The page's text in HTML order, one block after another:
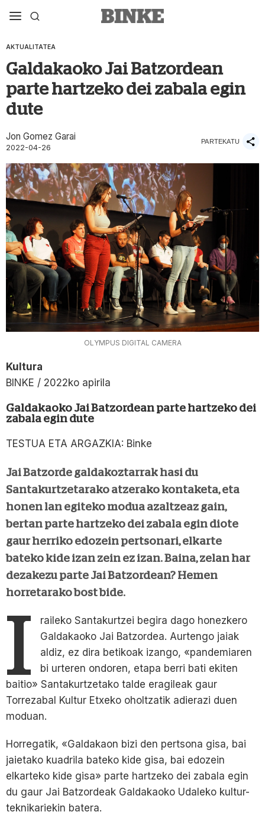
AKTUALITATEA
Galdakaoko Jai Batzordean
parte hartzeko dei zabala egin
dute
Jon Gomez Garai
2022-04-26
PARTEKATU
OLYMPUS DIGITAL CAMERA
Kultura
BINKE / 2022ko apirila
Galdakaoko Jai Batzordean parte hartzeko dei
zabala egin dute
TESTUA ETA ARGAZKIA: Binke
Jai Batzorde galdakoztarrak hasi du
Santakurtzetarako atzerako kontaketa, eta
honen lan egiteko modua azaltzeaz gain,
bertan parte hartzeko dei zabala egin diote
gaur herriko edozein pertsonari, elkarte
bateko kide izan zein ez izan. Baina, zelan har
dezakezu parte Jai Batzordean? Hemen
horretarako bost bide.
I
raileko Santakurtzei begira dago honezkero
Galdakaoko Jai Batzordea. Aurtengo jaiak
aldiz, ez dira betikoak izango, «pandemiaren
bi urteren ondoren, etapa berri bati ekiten
baitio» Santakurtzetako talde eragileak gaur
Torrezabal Kultur Etxeko oholtzatik adierazi duen
moduan.
Horregatik, «Galdakaon bizi den pertsona gisa, bai
jaietako kuadrila bateko kide gisa, bai edozein
elkarteko kide gisa» parte hartzeko dei zabala egin
du gaur Jai Batzordeak Galdakaoko Udaleko kultur-
teknikariekin batera.